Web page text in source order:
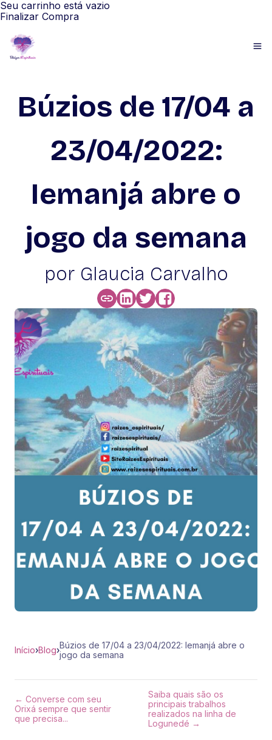
Seu carrinho está vazio
Finalizar Compra
Búzios de 17/04 a
23/04/2022:
Iemanjá abre o
jogo da semana
por Glaucia Carvalho
Início›Blog›Búzios de 17/04 a 23/04/2022: Iemanjá abre o
jogo da semana
← Converse com seu
Orixá sempre que sentir
que precisa...
Saiba quais são os
principais trabalhos
realizados na linha de
Logunedé →